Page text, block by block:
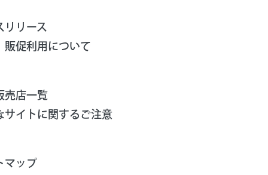
リリース
販促利用について
売店一覧
サイトに関するご注意
マップ